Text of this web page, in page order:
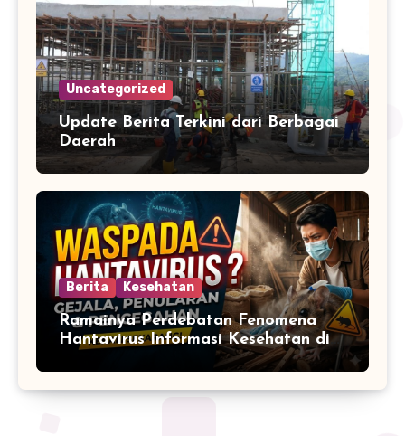
Uncategorized
Update Berita Terkini dari Berbagai
Daerah
Berita Kesehatan
Ramainya Perdebatan Fenomena
Hantavirus Informasi Kesehatan di